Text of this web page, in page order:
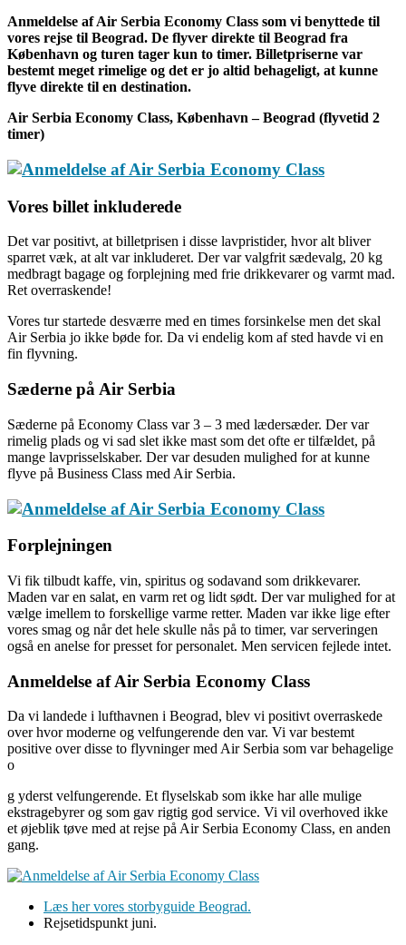
Anmeldelse af Air Serbia Economy Class som vi benyttede til
vores rejse til Beograd. De flyver direkte til Beograd fra
København og turen tager kun to timer. Billetpriserne var
bestemt meget rimelige og det er jo altid behageligt, at kunne
flyve direkte til en destination.
Air Serbia Economy Class, København – Beograd (flyvetid 2
timer)
Vores billet inkluderede
Det var positivt, at billetprisen i disse lavpristider, hvor alt bliver
sparret væk, at alt var inkluderet. Der var valgfrit sædevalg, 20 kg
medbragt bagage og forplejning med frie drikkevarer og varmt mad.
Ret overraskende!
Vores tur startede desværre med en times forsinkelse men det skal
Air Serbia jo ikke bøde for. Da vi endelig kom af sted havde vi en
fin flyvning.
Sæderne på Air Serbia
Sæderne på Economy Class var 3 – 3 med lædersæder. Der var
rimelig plads og vi sad slet ikke mast som det ofte er tilfældet, på
mange lavprisselskaber. Der var desuden mulighed for at kunne
flyve på Business Class med Air Serbia.
Forplejningen
Vi fik tilbudt kaffe, vin, spiritus og sodavand som drikkevarer.
Maden var en salat, en varm ret og lidt sødt. Der var mulighed for at
vælge imellem to forskellige varme retter. Maden var ikke lige efter
vores smag og når det hele skulle nås på to timer, var serveringen
også en anelse for presset for personalet. Men servicen fejlede intet.
Anmeldelse af Air Serbia Economy Class
Da vi landede i lufthavnen i Beograd, blev vi positivt overraskede
over hvor moderne og velfungerende den var. Vi var bestemt
positive over disse to flyvninger med Air Serbia som var behagelige
o
g yderst velfungerende. Et flyselskab som ikke har alle mulige
ekstragebyrer og som gav rigtig god service. Vi vil overhoved ikke
et øjeblik tøve med at rejse på Air Serbia Economy Class, en anden
gang.
Læs her vores storbyguide Beograd.
Rejsetidspunkt juni.